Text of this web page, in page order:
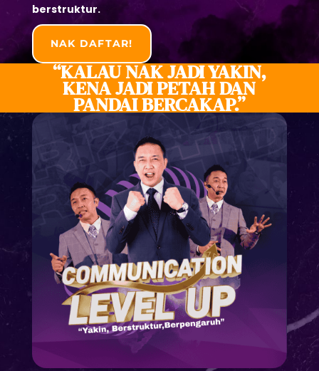
berstruktur.
NAK DAFTAR!
“KALAU NAK JADI YAKIN,
KENA JADI PETAH DAN
PANDAI BERCAKAP.”